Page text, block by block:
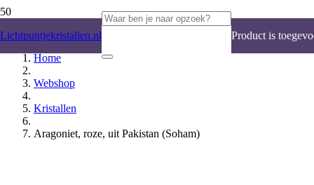
Lichtpuntjekristallen.nl Product is
Home
Webshop
Kristallen
Aragoniet, roze, uit Pakistan (Soham)